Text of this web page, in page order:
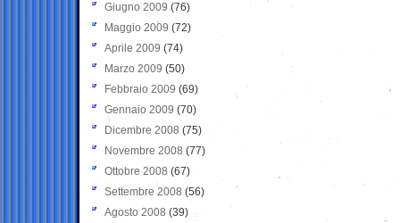
Giugno 2009 (76)
Maggio 2009 (72)
Aprile 2009 (74)
Marzo 2009 (50)
Febbraio 2009 (69)
Gennaio 2009 (70)
Dicembre 2008 (75)
Novembre 2008 (77)
Ottobre 2008 (67)
Settembre 2008 (56)
Agosto 2008 (39)